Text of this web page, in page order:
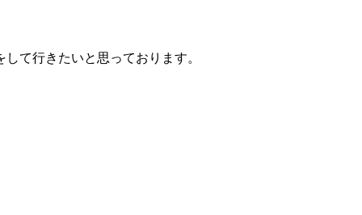
て行きたいと思っております。